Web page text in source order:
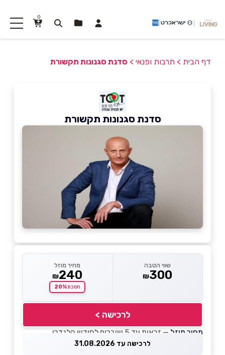
0
דף הבית > תרבות ופנאי > סדנת סגנונות תקשורת
סדנת סגנונות תקשורת
שווי הטבה
₪300
מחיר מוזל
₪240
חסכת20%
לרכישה >
מחיר מוזל — זכאות עד 5 שוברים לחודש קלנדרי
לרכישה עד 31.08.2026